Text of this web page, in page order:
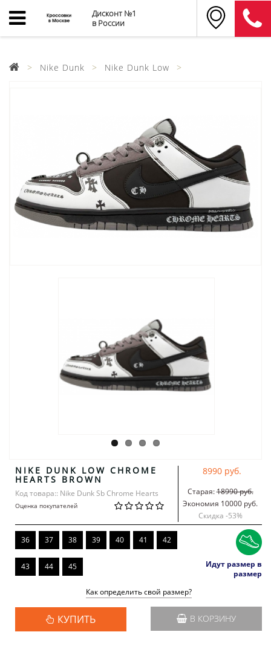
Дисконт №1
в России
Nike Dunk Nike Dunk Low
NIKE DUNK LOW CHROME
HEARTS BROWN
Код товара:: Nike Dunk Sb Chrome Hearts
Оценка покупателей
8990 руб.
Старая:18990 руб.
Экономия 10000 руб.
Скидка -53%
36 37 38 39 40 41 42
43 44 45
Идут размер в
размер
Как определить свой размер?
КУПИТЬ В КОРЗИНУ